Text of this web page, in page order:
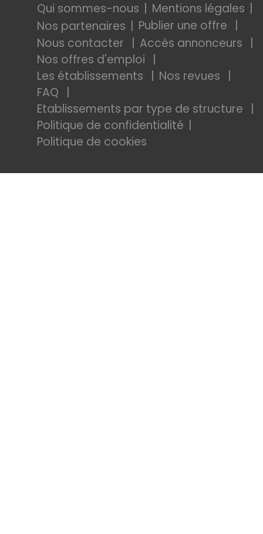
Qui sommes-nous
Mentions légales
Nos partenaires
Publier une offre
Nous contacter
Accès annonceurs
Nos offres d'emploi
Les établissements
Nos revues
FAQ
Etablissements par type de structure
Politique de confidentialité
Politique de cookies